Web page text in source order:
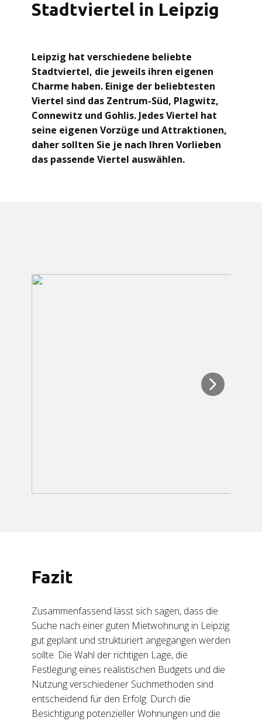
Stadtviertel in Leipzig
Leipzig hat verschiedene beliebte
Stadtviertel, die jeweils ihren eigenen
Charme haben. Einige der beliebtesten
Viertel sind das Zentrum-Süd, Plagwitz,
Connewitz und Gohlis. Jedes Viertel hat
seine eigenen Vorzüge und Attraktionen,
daher sollten Sie je nach Ihren Vorlieben
das passende Viertel auswählen.
Fazit
Zusammenfassend lässt sich sagen, dass die
Suche nach einer guten Mietwohnung in Leipzig
gut geplant und strukturiert angegangen werden
sollte. Die Wahl der richtigen Lage, die
Festlegung eines realistischen Budgets und die
Nutzung verschiedener Suchmethoden sind
entscheidend für den Erfolg. Durch die
Besichtigung potenzieller Wohnungen und die